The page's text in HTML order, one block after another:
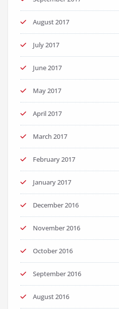
August 2017
July 2017
June 2017
May 2017
April 2017
March 2017
February 2017
January 2017
December 2016
November 2016
October 2016
September 2016
August 2016